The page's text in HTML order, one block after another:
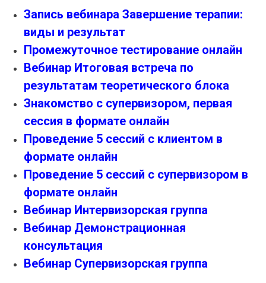
Запись вебинара Завершение терапии:
виды и результат
Промежуточное тестирование онлайн
Вебинар Итоговая встреча по
результатам теоретического блока
Знакомство с супервизором, первая
сессия в формате онлайн
Проведение 5 сессий с клиентом в
формате онлайн
Проведение 5 сессий с супервизором в
формате онлайн
Вебинар Интервизорская группа
Вебинар Демонстрационная
консультация
Вебинар Супервизорская группа